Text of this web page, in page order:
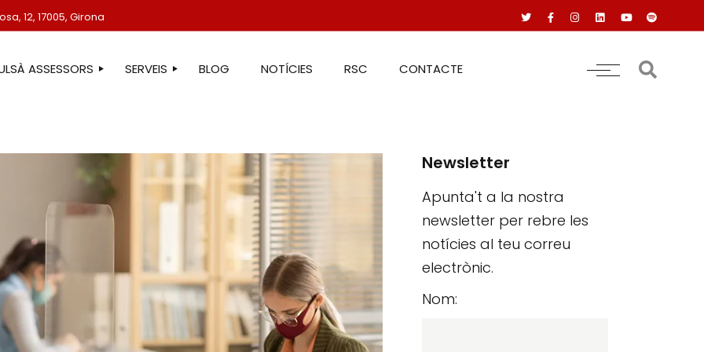
12, 17005, Girona
ASSESSORS SERVEIS
ASSESSORIA FISCAL
ASSESSORIA COMPTABLE
ASSESSORIA JURÍDICA
ASSESSORIA ADMINISTRATIVA
ASSESSORIA DE COMUNICACIÓ
ASSESSORIA EN ESTRANGERIA
PROTECCIÓ DE DADES
SERVEIS IMMOBILIARIS
BLOG NOTÍCIES RSC CONTACTE
Newsletter
Apunta't a la nostra
newsletter per rebre les
notícies al teu correu
electrònic.
Nom: